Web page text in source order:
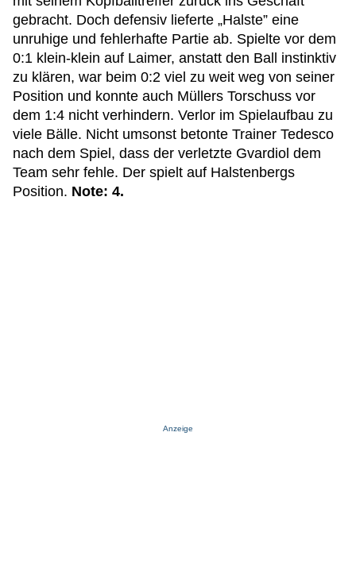
gebracht. Doch defensiv lieferte „Halste” eine
unruhige und fehlerhafte Partie ab. Spielte vor dem
0:1 klein-klein auf Laimer, anstatt den Ball instinktiv
zu klären, war beim 0:2 viel zu weit weg von seiner
Position und konnte auch Müllers Torschuss vor
dem 1:4 nicht verhindern. Verlor im Spielaufbau zu
viele Bälle. Nicht umsonst betonte Trainer Tedesco
nach dem Spiel, dass der verletzte Gvardiol dem
Team sehr fehle. Der spielt auf Halstenbergs
Position. Note: 4.
Anzeige